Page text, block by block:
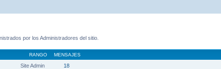
por los Administradores del sitio.
RANGO MENSAJES
Site Admin 18